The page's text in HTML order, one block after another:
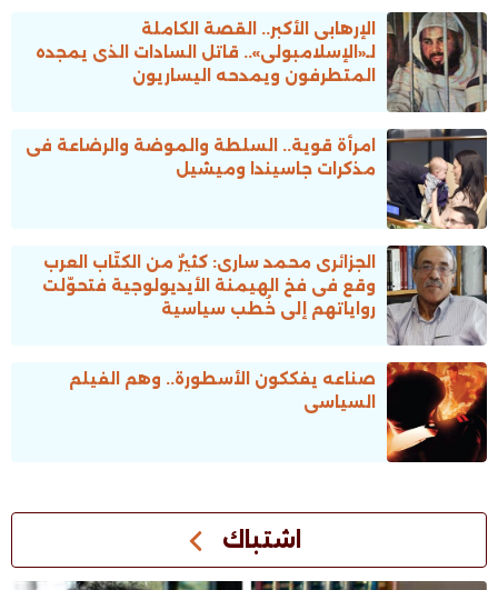
الإرهابى الأكبر.. القصة الكاملة
لـ«الإسلامبولى».. قاتل السادات الذى يمجده
المتطرفون ويمدحه اليساريون
امرأة قوية.. السلطة والموضة والرضاعة فى
مذكرات جاسيندا وميشيل
الجزائرى محمد سارى: كثيرٌ من الكتّاب العرب
وقع فى فخ الهيمنة الأيديولوجية فتحوّلت
رواياتهم إلى خُطب سياسية
صناعه يفككون الأسطورة.. وهم الفيلم
السياسى
اشتباك